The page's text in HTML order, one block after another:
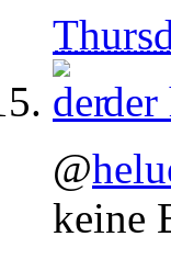
der
@
keine